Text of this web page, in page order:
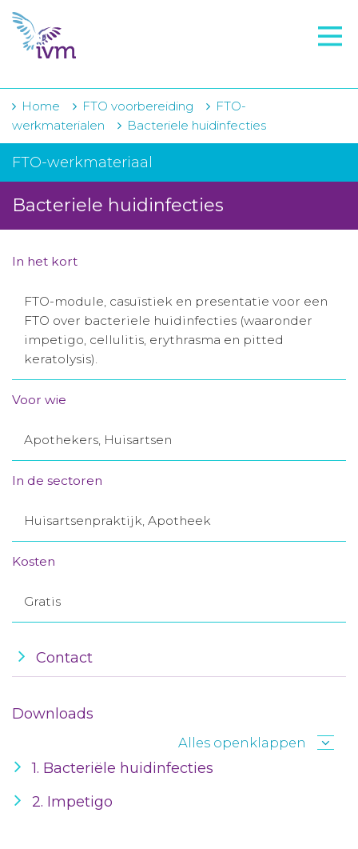
VMI
FTO voorbereiding
IVM-academie
Zorginstellingen
Voorschrijfgedrag
Projecten
Contact
Winkelwagentje
Aanmelden nieuwsbrief
Toegang leeromgeving
Home FTO voorbereiding
FTO-
werkmaterialen
Bacteriele huidinfecties
FTO-werkmateriaal
Bacteriele huidinfecties
In het kort
FTO-module, casuïstiek en presentatie voor een
FTO over bacteriele huidinfecties (waaronder
impetigo, cellulitis, erythrasma en pitted
keratolysis).
Voor wie
Apothekers, Huisartsen
In de sectoren
Huisartsenpraktijk, Apotheek
Kosten
Gratis
Contact
Downloads
Alles openklappen
1. Bacteriële huidinfecties
2. Impetigo